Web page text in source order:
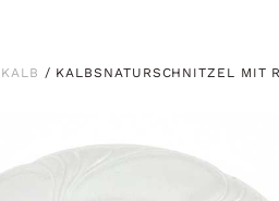
KALB / KALBSNATURSCHNITZEL MIT